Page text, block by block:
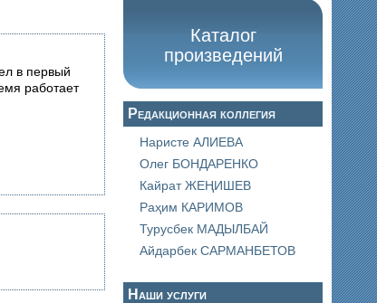
в первый
работает
Каталог
произведений
Редакционная коллегия
Наристе АЛИЕВА
Олег БОНДАРЕНКО
Кайрат ЖЕҢИШЕВ
Раҳим КАРИМОВ
Турусбек МАДЫЛБАЙ
Айдарбек САРМАНБЕТОВ
Наши услуги